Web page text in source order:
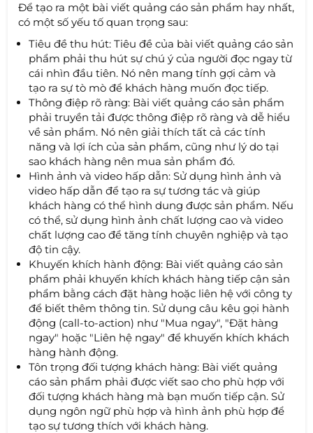
Để tạo ra một bài viết quảng cáo sản phẩm hay nhất,
có một số yếu tố quan trọng sau:
Tiêu đề thu hút: Tiêu đề của bài viết quảng cáo sản
phẩm phải thu hút sự chú ý của người đọc ngay từ
cái nhìn đầu tiên. Nó nên mang tính gợi cảm và
tạo ra sự tò mò để khách hàng muốn đọc tiếp.
Thông điệp rõ ràng: Bài viết quảng cáo sản phẩm
phải truyền tải được thông điệp rõ ràng và dễ hiểu
về sản phẩm. Nó nên giải thích tất cả các tính
năng và lợi ích của sản phẩm, cũng như lý do tại
sao khách hàng nên mua sản phẩm đó.
Hình ảnh và video hấp dẫn: Sử dụng hình ảnh và
video hấp dẫn để tạo ra sự tương tác và giúp
khách hàng có thể hình dung được sản phẩm. Nếu
có thể, sử dụng hình ảnh chất lượng cao và video
chất lượng cao để tăng tính chuyên nghiệp và tạo
độ tin cậy.
Khuyến khích hành động: Bài viết quảng cáo sản
phẩm phải khuyến khích khách hàng tiếp cận sản
phẩm bằng cách đặt hàng hoặc liên hệ với công ty
để biết thêm thông tin. Sử dụng câu kêu gọi hành
động (call-to-action) như "Mua ngay", "Đặt hàng
ngay" hoặc "Liên hệ ngay" để khuyến khích khách
hàng hành động.
Tôn trọng đối tượng khách hàng: Bài viết quảng
cáo sản phẩm phải được viết sao cho phù hợp với
đối tượng khách hàng mà bạn muốn tiếp cận. Sử
dụng ngôn ngữ phù hợp và hình ảnh phù hợp để
tạo sự tương thích với khách hàng.